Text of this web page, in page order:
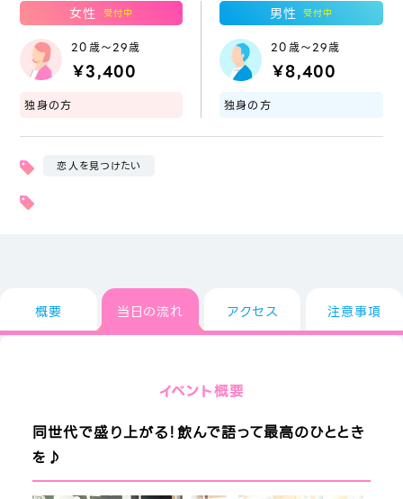
女性 受付中
20歳～29歳
￥3,400
独身の方
男性 受付中
20歳～29歳
￥8,400
独身の方
恋人を見つけたい
概要 当日の流れ アクセス 注意事項
イベント概要
同世代で盛り上がる！飲んで語って最高のひととき
を♪